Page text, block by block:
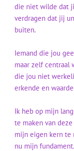
die niet wilde dat
verdragen dat jij
buiten.
Iemand die jou
maar zelf centraal
die jou niet
erkende en
Ik heb op mijn
te maken van
mijn eigen kern te
nu mijn fundament.